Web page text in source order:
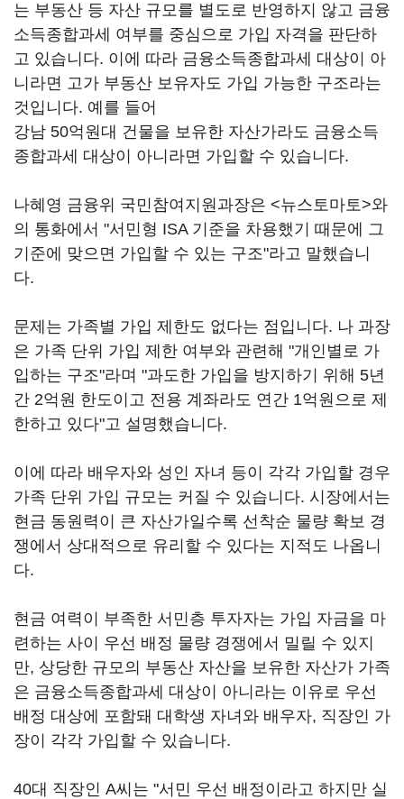
는 부동산 등 자산 규모를 별도로 반영하지 않고 금융
소득종합과세 여부를 중심으로 가입 자격을 판단하
고 있습니다. 이에 따라 금융소득종합과세 대상이 아
니라면 고가 부동산 보유자도 가입 가능한 구조라는
것입니다. 예를 들어
강남 50억원대 건물을 보유한 자산가라도 금융소득
종합과세 대상이 아니라면 가입할 수 있습니다.
나혜영 금융위 국민참여지원과장은 <뉴스토마토>와
의 통화에서 "서민형 ISA 기준을 차용했기 때문에 그
기준에 맞으면 가입할 수 있는 구조"라고 말했습니
다.
문제는 가족별 가입 제한도 없다는 점입니다. 나 과장
은 가족 단위 가입 제한 여부와 관련해 "개인별로 가
입하는 구조"라며 "과도한 가입을 방지하기 위해 5년
간 2억원 한도이고 전용 계좌라도 연간 1억원으로 제
한하고 있다"고 설명했습니다.
이에 따라 배우자와 성인 자녀 등이 각각 가입할 경우
가족 단위 가입 규모는 커질 수 있습니다. 시장에서는
현금 동원력이 큰 자산가일수록 선착순 물량 확보 경
쟁에서 상대적으로 유리할 수 있다는 지적도 나옵니
다.
현금 여력이 부족한 서민층 투자자는 가입 자금을 마
련하는 사이 우선 배정 물량 경쟁에서 밀릴 수 있지
만, 상당한 규모의 부동산 자산을 보유한 자산가 가족
은 금융소득종합과세 대상이 아니라는 이유로 우선
배정 대상에 포함돼 대학생 자녀와 배우자, 직장인 가
장이 각각 가입할 수 있습니다.
40대 직장인 A씨는 "서민 우선 배정이라고 하지만 실